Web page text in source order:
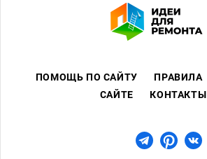
ПОМОЩЬ ПО САЙТУ ПРАВИЛА
САЙТЕ
КОНТАКТЫ